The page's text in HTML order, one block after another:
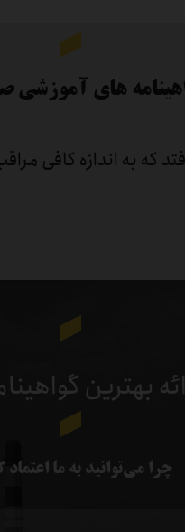
های آموزشی
که به اندازه کافی
بهترین
چرا می‌توانید به ما اعتماد